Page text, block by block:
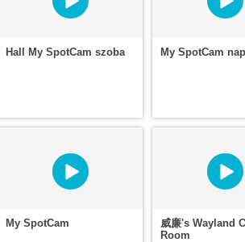
Hall My SpotCam szoba My SpotCam
My SpotCam
威廉's Wayland
Room